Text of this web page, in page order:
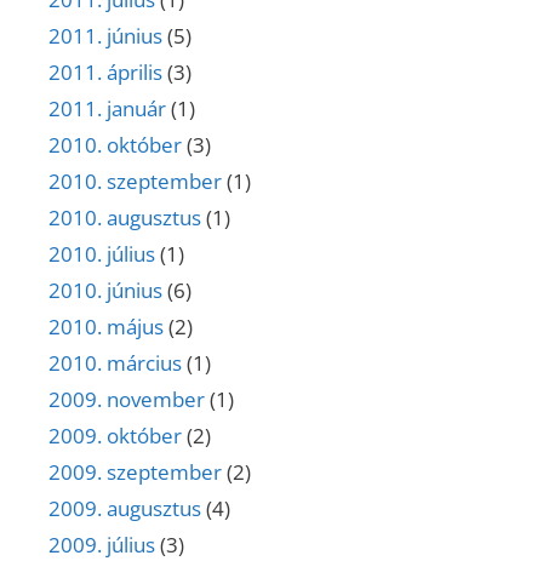
2011. június(5)
2011. április(3)
2011. január(1)
2010. október(3)
2010. szeptember(1)
2010. augusztus(1)
2010. július(1)
2010. június(6)
2010. május(2)
2010. március(1)
2009. november(1)
2009. október(2)
2009. szeptember(2)
2009. augusztus(4)
2009. július(3)